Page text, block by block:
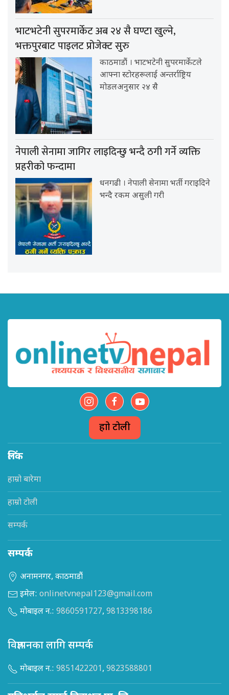
भाटभटेनी सुपरमार्केट अब २४ सै घण्टा खुल्ने,
भक्तपुरबाट पाइलट प्रोजेक्ट सुरु
काठमाडौं । भाटभटेनी सुपरमार्केटले
आफ्ना स्टोरहरूलाई अन्तर्राष्ट्रिय
मोडलअनुसार २४ सै
नेपाली सेनामा जागिर लाइदिन्छु भन्दै ठगी गर्ने व्यक्ति
प्रहरीको फन्दामा
धनगढी । नेपाली सेनामा भर्ती गराइदिने
भन्दै रकम असुली गरी
हाम्रो टोली
लिंक
हाम्रो बारेमा
हाम्रो टोली
सम्पर्क
सम्पर्क
अनामनगर, काठमाडौं
इमेल: onlinetvnepal123@gmail.com
मोबाइल न.: 9860591727, 9813398186
विज्ञापनका लागि सम्पर्क
मोबाइल न.: 9851422201, 9823588801